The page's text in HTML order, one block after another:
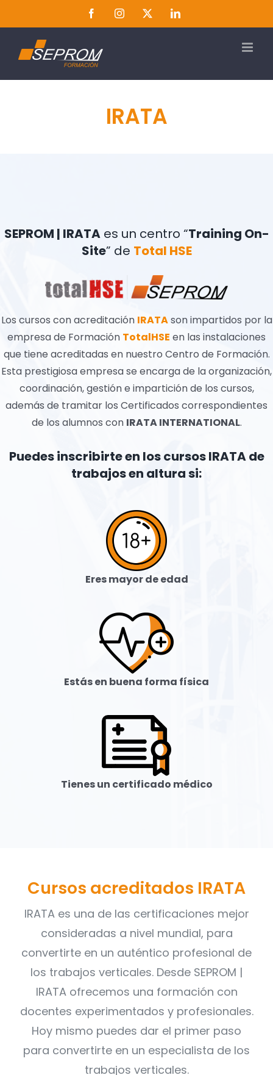
al
contenido
FacebookInstagramTwitterLinkedIn
IRATA
SEPROM | IRATAes un centro “Training On-
Site” de Total HSE
Los cursos con acreditación IRATAson impartidos por la
empresa de Formación TotalHSE en las instalaciones
que tiene acreditadas en nuestro Centro de Formación.
Esta prestigiosa empresa se encarga de la organización,
coordinación, gestión e impartición de los cursos,
además de tramitar los Certificados correspondientes
de los alumnos con IRATA INTERNATIONAL.
Puedes inscribirte en los cursos IRATA de
trabajos en altura si:
Eres mayor de edad
Estás en buena forma física
Tienes un certificado médico
Cursos acreditados IRATA
IRATA es una de las certificaciones mejor
consideradas a nivel mundial, para
convertirte en un auténtico profesional de
los trabajos verticales. Desde SEPROM |
IRATA ofrecemos una formación con
docentes experimentados y profesionales.
Hoy mismo puedes dar el primer paso
para convertirte en un especialista de los
trabajos verticales.